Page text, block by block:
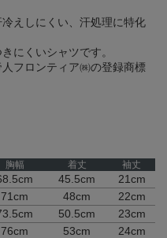
えしにくい、汗処理に特化
にくいシャツです。
フロンティア㈱の登録商標
胸幅 着丈 袖丈
45.5cm
21cm
71cm 48cm
22cm
50.5cm
23cm
76cm 53cm
24cm